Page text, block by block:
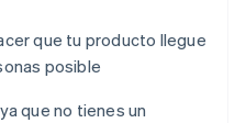
que tu producto llegue
posible
que no tienes un